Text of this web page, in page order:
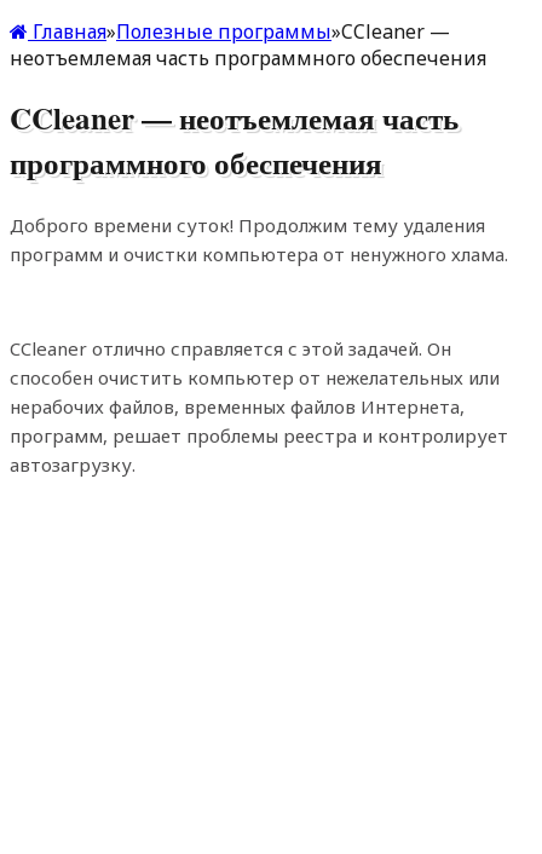
Главная»Полезные программы»CCleaner —
неотъемлемая часть программного обеспечения
CCleaner — неотъемлемая часть
программного обеспечения
Доброго времени суток! Продолжим тему удаления
программ и очистки компьютера от ненужного хлама.
CCleaner отлично справляется с этой задачей. Он
способен очистить компьютер от нежелательных или
нерабочих файлов, временных файлов Интернета,
программ, решает проблемы реестра и контролирует
автозагрузку.